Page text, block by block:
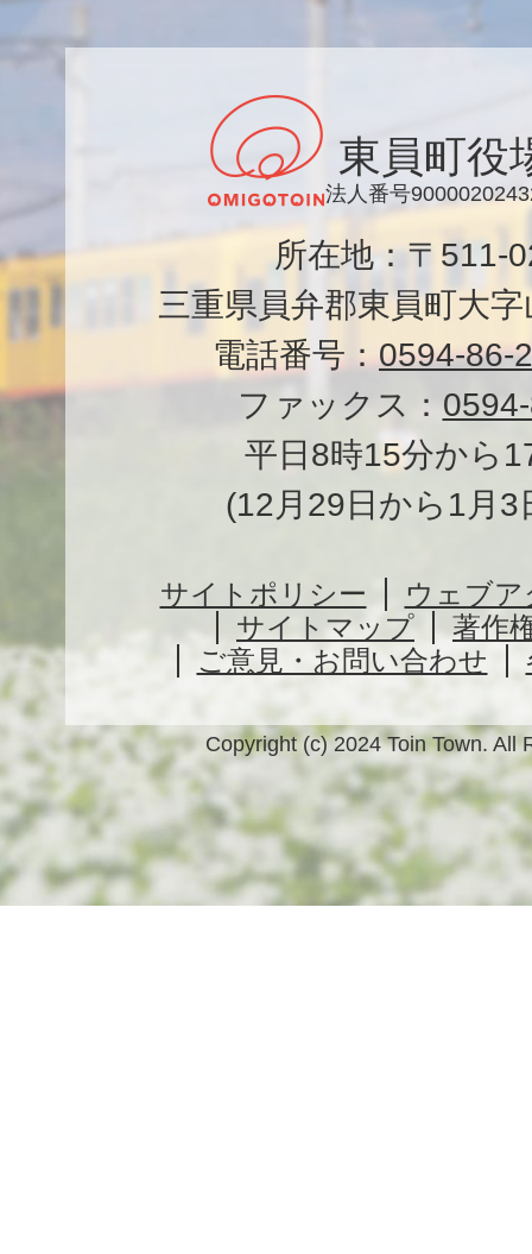
東員町役
法人番号
所在地：〒
三重県員弁郡東員町大
電話番号： 0594-86-
ファックス：
平日8時15分から
(12月29日から1月3
サイトポリシー
ウェブ
サイトマップ
著作
ご意見・お問い合わせ
Copyright (c) 2024 Toin Town. All